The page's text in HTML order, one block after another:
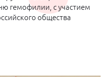
гемофилии, с участием
общества